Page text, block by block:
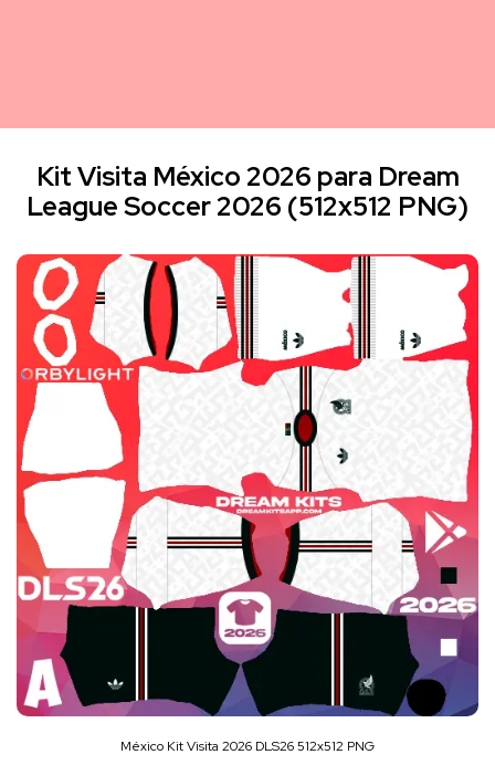
Kit Visita México 2026 para Dream
League Soccer 2026 (512x512 PNG)
México Kit Visita 2026 DLS26 512x512 PNG